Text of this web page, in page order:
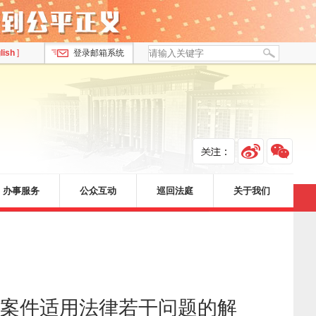
] 登录邮箱系统
办事服务 公众互动 巡回法庭 关于我们
件适用法律若干问题的解